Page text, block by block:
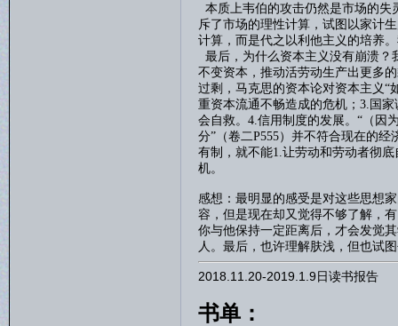
本质上韦伯的攻击仍然是市场的失
斥了市场的理性计算，试图以家计
计算，而是代之以利他主义的培养
最后， 为什么资本主义没有崩溃？
不变资本，推动活劳动生产出更多
过剩，马克思的资本论对资本主义“
重资本流通不畅造成的危机； 3. 国
会自救。 4. 信用制度的发展。 “（因
分”（卷二P555）并不符合现在的经
有制，就不能1. 让劳动和劳动者彻底
机。
感想：最明显的感受是对这些思想
容，但是现在却又觉得不够了解，
你与他保持一定距离后，才会发觉
人。最后，也许理解肤浅，但也试
2018.11.20-2019.1.9日读书报告
书单：